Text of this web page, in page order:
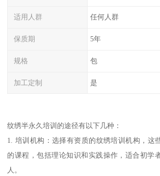
适用人群 任何人群
保质期 5年
规格 包
加工定制 是
纹绣半永久培训的途径有以下几种：
1. 培训机构：选择有资质的纹绣培训机构，这
的课程，包括理论知识和实践操作，适合初学
人。